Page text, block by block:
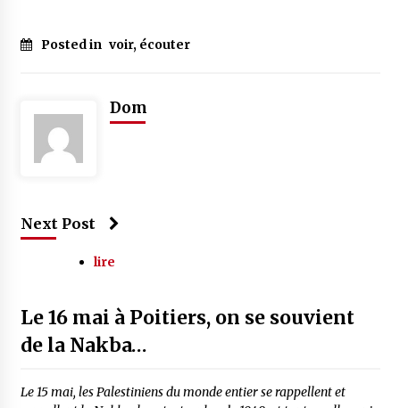
Posted in voir, écouter
Dom
Next Post
lire
Le 16 mai à Poitiers, on se souvient
de la Nakba…
Le 15 mai, les Palestiniens du monde entier se rappellent et